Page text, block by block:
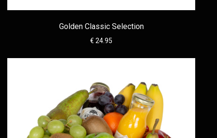
Golden Classic Selection
€ 24.95